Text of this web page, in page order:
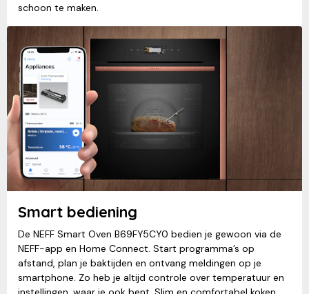
schoon te maken.
Smart bediening
De NEFF Smart Oven B69FY5CY0 bedien je gewoon via de
NEFF-app en Home Connect. Start programma’s op
afstand, plan je baktijden en ontvang meldingen op je
smartphone. Zo heb je altijd controle over temperatuur en